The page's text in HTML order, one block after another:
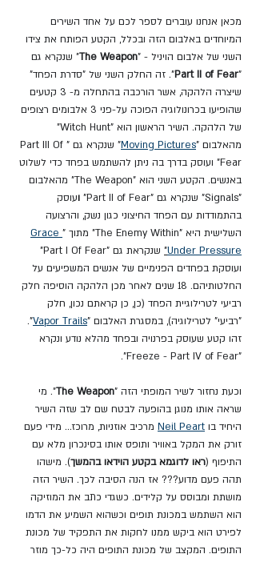
מכאן אנחנו עוברים לספר לכם על אחד השירים
המיוחדים באלבום הזה ובכלל, הקטע הפותח את צידו
השני של אלבום הויניל - "The Weapon" שנקרא גם
"
Part II of Fear". זה החלק השני של "סדרת הפחד"
שיצרה הלהקה, אשר הורכבה בהתחלה מ- 3 קטעים
שהופיעו בכרונולוגיה הפוכה על-פני 3 אלבומים רצופים
של הלהקה. השיר הראשון הוא "Witch Hunt"
מהאלבום "Moving Pictures
" שנקרא גם "Part III Of
Fear" ועוסק בדרך בה ניתן להשתמש בפחד כדי לשלוט
באנשים. הקטע השני הוא "The Weapon" מהאלבום
"Signals" שנקרא גם "Part II of Fear"
ועוסק
בהתמודדות עם הפחד החיצוני כגון נשק, והרצועה
השלישית היא "The Enemy Within" מתוך "
Grace
Under Pressure
"
שנקראת גם "Part I Of Fear"
ועוסקת בפחדים הפנימיים של אנשים המשפיעים על
החלטותיהם. 18 שנים לאחר מכן הלהקה הוסיפה חלק
רביעי לטרילוגיית הפחד (כן, כן קראתם נכון, חלק
"רביעי" לטרילוגיה), במסגרת האלבום "Vapor Trails
".
זהו קטע שעוסק בפרנויה ובפחד מהלא נודע ונקרא
"Freeze - Part IV of Fear".
וכעת נחזור לשיר המופתי הזה "The Weapon". מי
שראה אותו מנוגן בהופעה לבטח שם לב שזה השיר
היחיד בו Neil Peart מרכיב אוזניות, מרוכז... מידי פעם
זורק את המקל באוויר ותופס אותו בסינכרון מלא עם
התיפוף (ראו לדוגמא בקטע הוידאו בהמשך). מישהו
תהה פעם מדוע??? אז הנה הסיבה לכך. השיר הזה
מושתת ומבוסס על קלידים. כשגדי כתב את המוזיקה
הוא השתמש במכונת תופים וכשהוא השמיע את הדמו
לפירט הוא ביקש ממנו לחקות את התפקיד של מכונת
התופים. המקצב של מכונת התופים היה כל-כך מוזר